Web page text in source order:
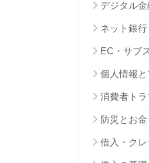
デジタル
ネット銀
EC・サブ
個人情報
消費者ト
防災とお金
借入・ク